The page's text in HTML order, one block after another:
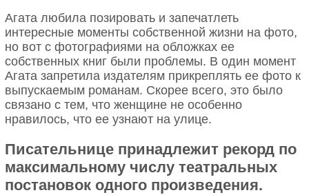
Агата любила позировать и запечатлеть
интересные моменты собственной жизни на фото,
но вот с фотографиями на обложках ее
собственных книг были проблемы. В один момент
Агата запретила издателям прикреплять ее фото к
выпускаемым романам. Скорее всего, это было
связано с тем, что женщине не особенно
нравилось, что ее узнают на улице.
Писательнице принадлежит рекорд по
максимальному числу театральных
постановок одного произведения.